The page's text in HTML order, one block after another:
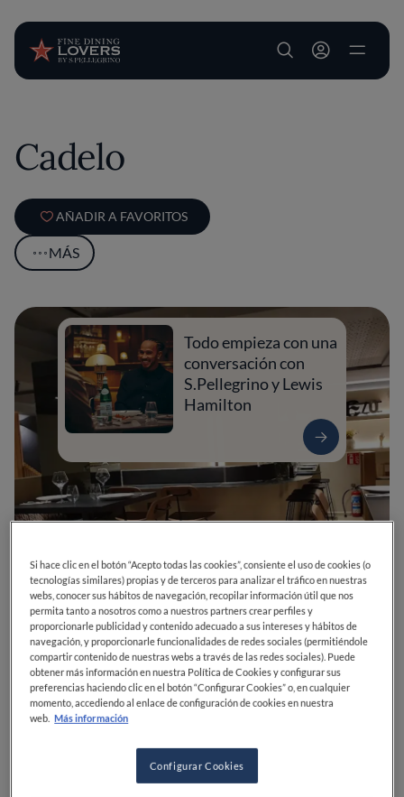
User account
Cadelo
AÑADIR A FAVORITOS
MÁS
0 0 0 0 0
Todo empieza con una
conversación con
S.Pellegrino y Lewis
Hamilton
Calle Sta. Lucía, 3339003
Martes,13:30-15:30, 20:30-23:00
Si hace clic en el botón “Acepto todas las cookies”, consiente el uso de cookies (o
tecnologías similares) propias y de terceros para analizar el tráfico en nuestras
webs, conocer sus hábitos de navegación, recopilar información útil que nos
permita tanto a nosotros como a nuestros partners crear perfiles y
proporcionarle publicidad y contenido adecuado a sus intereses y hábitos de
navegación, y proporcionarle funcionalidades de redes sociales (permitiéndole
compartir contenido de nuestras webs a través de las redes sociales). Puede
obtener más información en nuestra Política de Cookies y configurar sus
preferencias haciendo clic en el botón “Configurar Cookies” o, en cualquier
momento, accediendo al enlace de configuración de cookies en nuestra
web. Más información
Configurar Cookies